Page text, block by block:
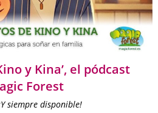
y Kina’, el pódcast
Forest
siempre disponible!